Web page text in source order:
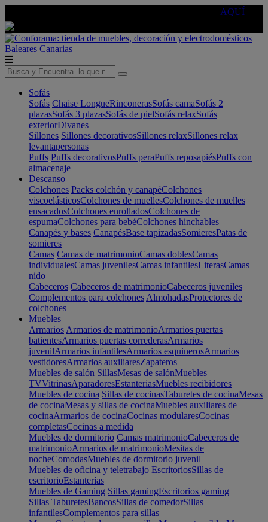
AQUÍ
Baleares Canarias
Sofás
Sofás Chaise LongueRinconerasSofás camaSofás 2
plazasSofás 3 plazasSofás de pielSofás relaxSofás
exteriorDivanes
Sillones Sillones decorativosSillones relaxSillones relax
levantapersonas
Puffs Puffs decorativosPuffs peraPuffs reposapiésPuffs con
almacenaje
Descanso
Colchones Packs colchón y canapéColchones
viscoelásticosColchones de muellesColchones de muelles
ensacadosColchones enrolladosColchones de
espumaColchones para bebéColchones hinchables
Canapés y bases CanapésBase tapizadasSomieresPatas de
somieres
Camas Camas de matrimonioCamas doblesCamas
individualesCamas juvenilesCamas infantilesLiterasCamas
nido
Cabeceros Cabeceros de matrimonioCabeceros juveniles
Complementos para colchones AlmohadasProtectores de
colchones
Muebles
Armarios Armarios de matrimonioArmarios puertas
batientesArmarios puertas correderasArmarios
juvenilArmarios infantilesArmarios esquinerosArmarios
vestidoresArmarios auxiliaresZapateros
Muebles de salón SillasMesas de salónMuebles
TVVitrinasAparadoresEstanteriasMuebles recibidores
Muebles de cocina Sillas de cocinasTaburetes de cocinaMesas
de cocinaMesas y sillas de cocinaMuebles auxiliares de
cocinaArmarios de cocinaCocinas modularesCocinas
completasCocinas a medida
Muebles de dormitorio Camas matrimonioCabeceros de
matrimonioArmarios de matrimonioMesitas de
nocheComodasMuebles de dormitorio juvenil
Muebles de oficina y teletrabajo EscritoriosSillas de
escritorioEstanterías
Muebles de Gaming Sillas gamingEscritorios gaming
Sillas TaburetesBancosSillas de comedorSillas
infantilesComplementos para sillas